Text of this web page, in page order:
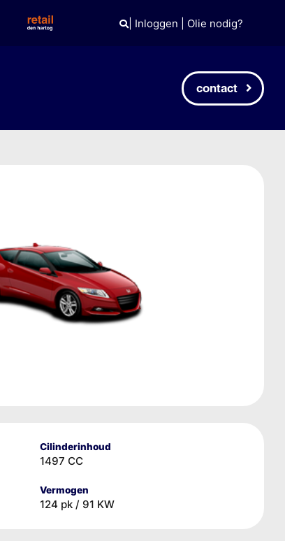
| Inloggen Olie nodig?
contact
Cilinderinhoud
1497 CC
Vermogen
124 pk / 91 KW